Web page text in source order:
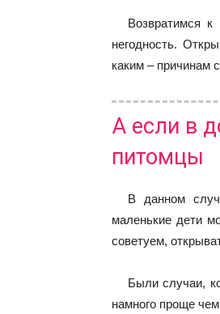
Возвратимся
негодность.
каким – причинам
А если в
питомцы
В данном
маленькие дети
советуем,
Были случаи,
намного проще